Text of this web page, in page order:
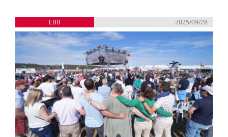
EBB 2025/09/28